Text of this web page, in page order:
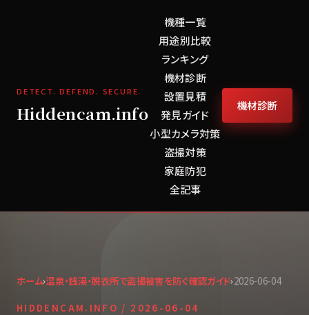
DETECT. DEFEND. SECURE.
Hiddencam.info
機種一覧
用途別比較
ランキング
機材診断
設置見積
発見ガイド
小型カメラ対策
盗撮対策
家庭防犯
全記事
機材診断
ホーム›温泉・銭湯・脱衣所で盗撮被害を防ぐ確認ガイド›2026-06-04
HIDDENCAM.INFO / 2026-06-04